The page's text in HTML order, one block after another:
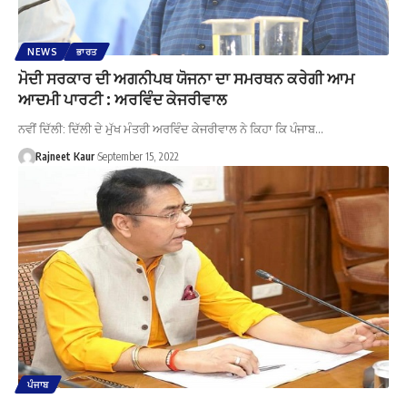
NEWS ਭਾਰਤ
ਮੋਦੀ ਸਰਕਾਰ ਦੀ ਅਗਨੀਪਥ ਯੋਜਨਾ ਦਾ ਸਮਰਥਨ ਕਰੇਗੀ ਆਮ
ਆਦਮੀ ਪਾਰਟੀ : ਅਰਵਿੰਦ ਕੇਜਰੀਵਾਲ
ਨਵੀਂ ਦਿੱਲੀ: ਦਿੱਲੀ ਦੇ ਮੁੱਖ ਮੰਤਰੀ ਅਰਵਿੰਦ ਕੇਜਰੀਵਾਲ ਨੇ ਕਿਹਾ ਕਿ ਪੰਜਾਬ…
Rajneet Kaur September 15, 2022
ਪੰਜਾਬ